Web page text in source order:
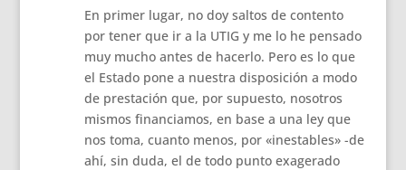
En primer lugar, no doy saltos de contento
por tener que ir a la UTIG y me lo he pensado
muy mucho antes de hacerlo. Pero es lo que
el Estado pone a nuestra disposición a modo
de prestación que, por supuesto, nosotros
mismos financiamos, en base a una ley que
nos toma, cuanto menos, por «inestables» -de
ahí, sin duda, el de todo punto exagerado